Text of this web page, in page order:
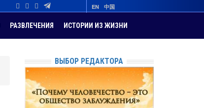
EN 中国
РАЗВЛЕЧЕНИЯ ИСТОРИИ ИЗ ЖИЗНИ
ВЫБОР РЕДАКТОРА